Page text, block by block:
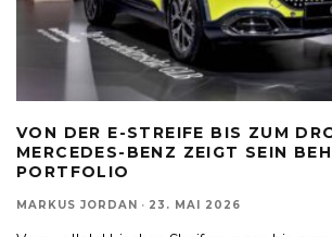
VON DER E-STREIFE BIS ZUM
MERCEDES-BENZ ZEIGT SEIN
PORTFOLIO
MARKUS JORDAN · 23. MAI 2026